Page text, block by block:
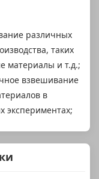
различных
таких
материалы и т.д.;
взвешивание
в
экспериментах;